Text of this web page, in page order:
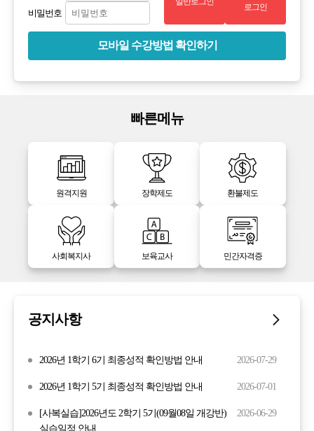
비밀번호
로그인
모바일 수강방법 확인하기
빠른메뉴
원격지원 장학제도 환불제도
사회복지사 보육교사 민간자격증
공지사항
2026년 1학기 6기 최종성적 확인방법 안내 2026-07-29
2026년 1학기 5기 최종성적 확인방법 안내 2026-07-01
[사복실습]2026년도 2학기 5기(09월08일 개강반)
실습일정 안내
2026-06-29